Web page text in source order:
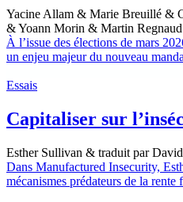
Yacine Allam & Marie Breuillé &
& Yoann Morin & Martin Regnaud
À l’issue des élections de mars
un enjeu majeur du nouveau
Essais
Capitaliser sur
Esther Sullivan & traduit par
Dans Manufactured Insecurity,
mécanismes prédateurs de la rente